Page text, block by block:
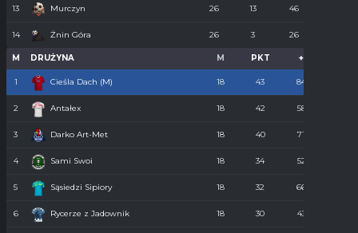
13 Murczyn 26 13 46
14 Żnin Góra 26 3 26
M DRUŻYNA M PKT +
1 Cieśla Dach (M) 18 43 84
2 Antałex 18 42 58
3 Darko Art-Met 18 40 71
4 Sami Swoi 18 34 52
5 Sąsiedzi Sipiory 18 32 66
6 Rycerze z Jadownik 18 30 43